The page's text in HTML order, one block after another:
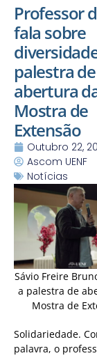
Professor
fala sobre
palestra de
abertura
Mostra de
Extensão
Outubro 22,
Ascom UENF
Notícias
Sávio Freire
a palestra de
Mostra de
Solidariedade.
palavra, o